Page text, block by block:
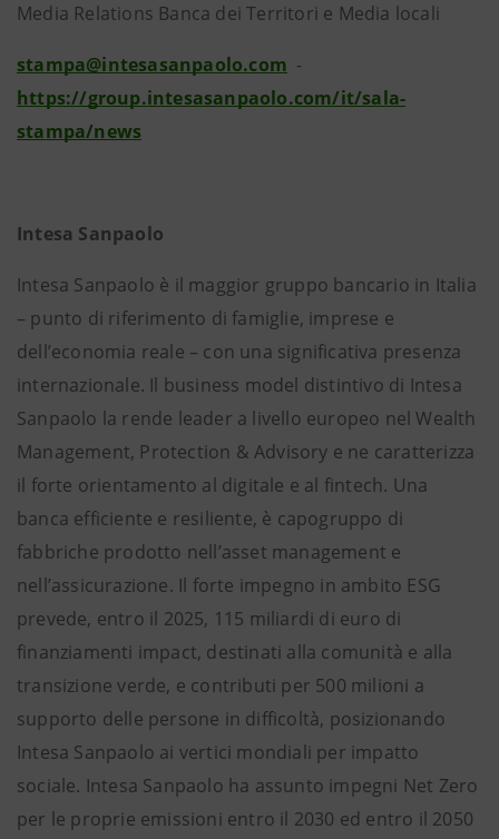
Media Relations Banca dei Territori e Media locali
stampa@intesasanpaolo.com -
https://group.intesasanpaolo.com/it/sala-
stampa/news
Intesa Sanpaolo
Intesa Sanpaolo è il maggior gruppo bancario in Italia
– punto di riferimento di famiglie, imprese e
dell’economia reale – con una significativa presenza
internazionale. Il business model distintivo di Intesa
Sanpaolo la rende leader a livello europeo nel Wealth
Management, Protection & Advisory e ne caratterizza
il forte orientamento al digitale e al fintech. Una
banca efficiente e resiliente, è capogruppo di
fabbriche prodotto nell’asset management e
nell’assicurazione. Il forte impegno in ambito ESG
prevede, entro il 2025, 115 miliardi di euro di
finanziamenti impact, destinati alla comunità e alla
transizione verde, e contributi per 500 milioni a
supporto delle persone in difficoltà, posizionando
Intesa Sanpaolo ai vertici mondiali per impatto
sociale. Intesa Sanpaolo ha assunto impegni Net Zero
per le proprie emissioni entro il 2030 ed entro il 2050